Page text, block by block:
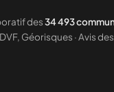
des34 493
Géorisques · Avis